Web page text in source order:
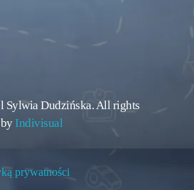
Sylwia Dudzińska. All rights
Indivisual
prywatności